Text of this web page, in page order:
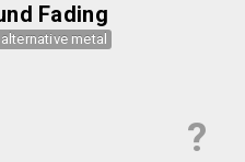
Fading
alternative metal
?